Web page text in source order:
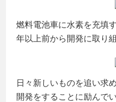
燃料電池車に水素を充填
年以上前から開発に取り
日々新しいものを追い求
開発をすることに励んでい